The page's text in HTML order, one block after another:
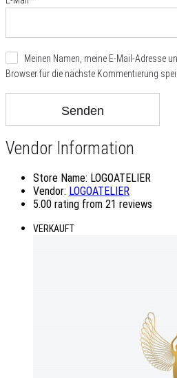
Meinen Namen, meine E-Mail-Adresse
Browser für die nächste Kommentierung
Vendor Information
Store Name: LOGOATELIER
Vendor: LOGOATELIER
5.00 rating from 21 reviews
VERKAUFT